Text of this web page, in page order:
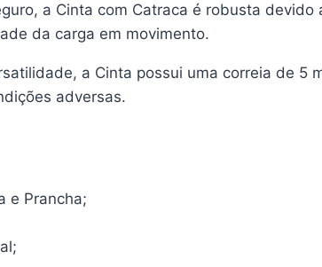
a Cinta com Catraca é robusta
da carga em movimento.
a Cinta possui uma correia de
adversas.
e Prancha;